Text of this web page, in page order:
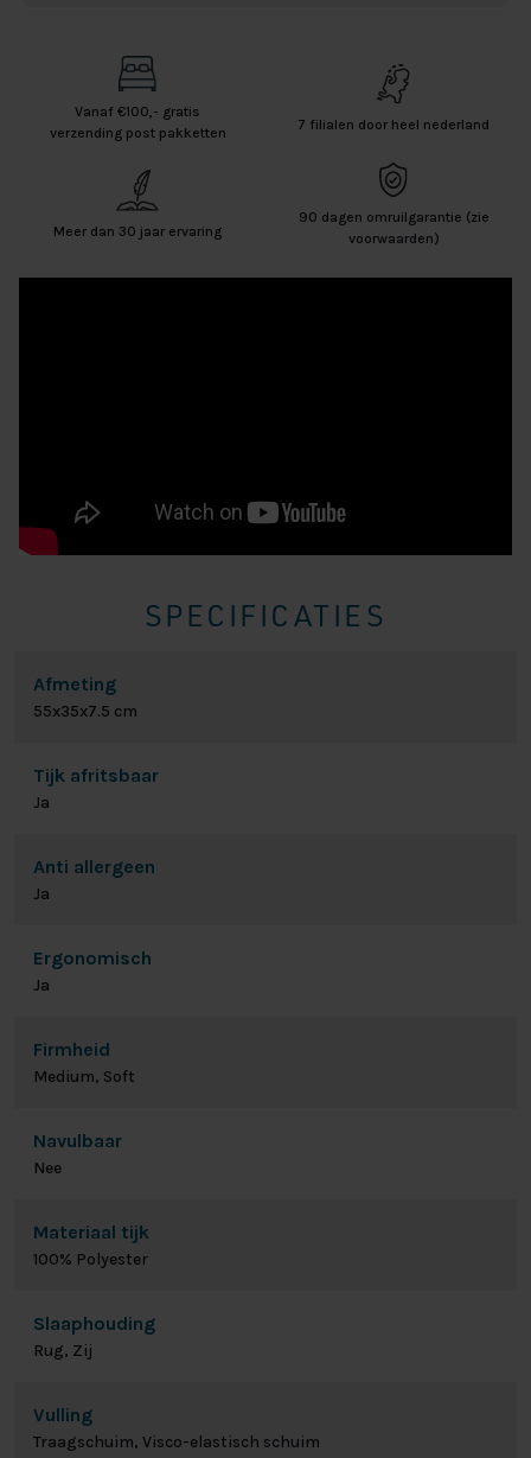
Vanaf €100,- gratis
verzending post pakketten
7 filialen door heel nederland
Meer dan 30 jaar ervaring
90 dagen omruilgarantie (zie
voorwaarden)
SPECIFICATIES
Afmeting
55x35x7.5 cm
Tijk afritsbaar
Ja
Anti allergeen
Ja
Ergonomisch
Ja
Firmheid
Medium, Soft
Navulbaar
Nee
Materiaal tijk
100% Polyester
Slaaphouding
Rug, Zij
Vulling
Traagschuim, Visco-elastisch schuim